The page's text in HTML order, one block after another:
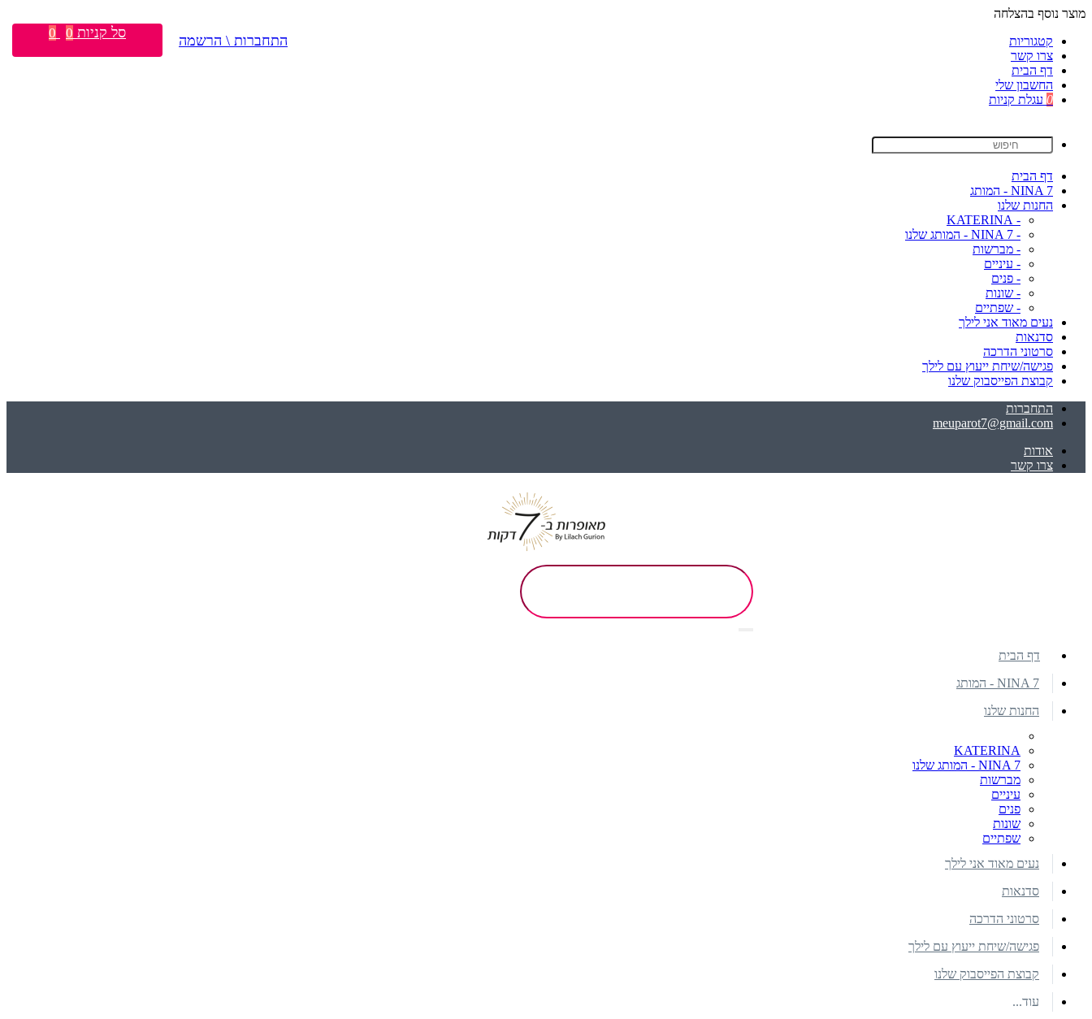
מוצר נוסף בהצלחה
קטגוריות
צרו קשר
דף הבית
החשבון שלי
0 עגלת קניות
דף הבית
NINA 7 - המותג
החנות שלנו
- KATERINA
- NINA 7 - המותג שלנו
- מברשות
- עיניים
- פנים
- שונות
- שפתיים
נעים מאוד אני לילך
סדנאות
סרטוני הדרכה
פגישה/שיחת ייעוץ עם לילך
קבוצת הפייסבוק שלנו
התחברות
meuparot7@gmail.com
אודות
צרו קשר
התחברות \ הרשמה סל קניות 0
0
דף הבית
NINA 7 - המותג
החנות שלנו
KATERINA
NINA 7 - המותג שלנו
מברשות
עיניים
פנים
שונות
שפתיים
נעים מאוד אני לילך
סדנאות
סרטוני הדרכה
פגישה/שיחת ייעוץ עם לילך
קבוצת הפייסבוק שלנו
עוד...